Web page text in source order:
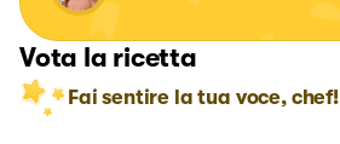
Vota la ricetta
Fai sentire la tua voce, chef!